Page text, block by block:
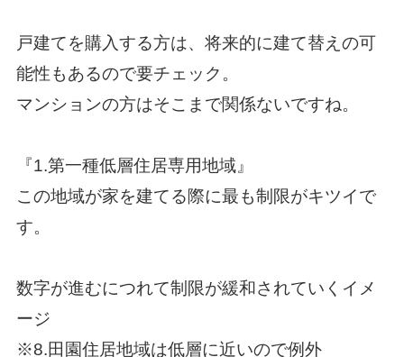
戸建てを購入する方は、将来的に建て替えの可
能性もあるので要チェック。
マンションの方はそこまで関係ないですね。
『1.第一種低層住居専用地域』
この地域が家を建てる際に最も制限がキツイで
す。
数字が進むにつれて制限が緩和されていくイメ
ージ
※8.田園住居地域は低層に近いので例外